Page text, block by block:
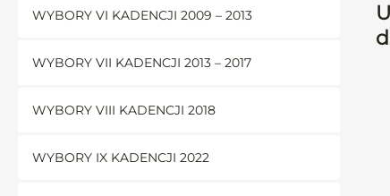
WYBORY VI KADENCJI 2009 – 2013
WYBORY VII KADENCJI 2013 – 2017
WYBORY VIII KADENCJI 2018
WYBORY IX KADENCJI 2022